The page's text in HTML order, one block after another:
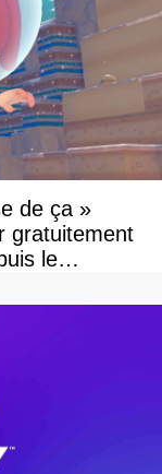
de ça »
gratuitement
le